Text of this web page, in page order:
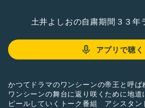
土井よしおの自粛期間３３年
アプリで聴く
かつてドラマのワンシーンの帝王と呼
ワンシーンの舞台に返り咲くために地道
ピールしていくトーク番組 アシスタン